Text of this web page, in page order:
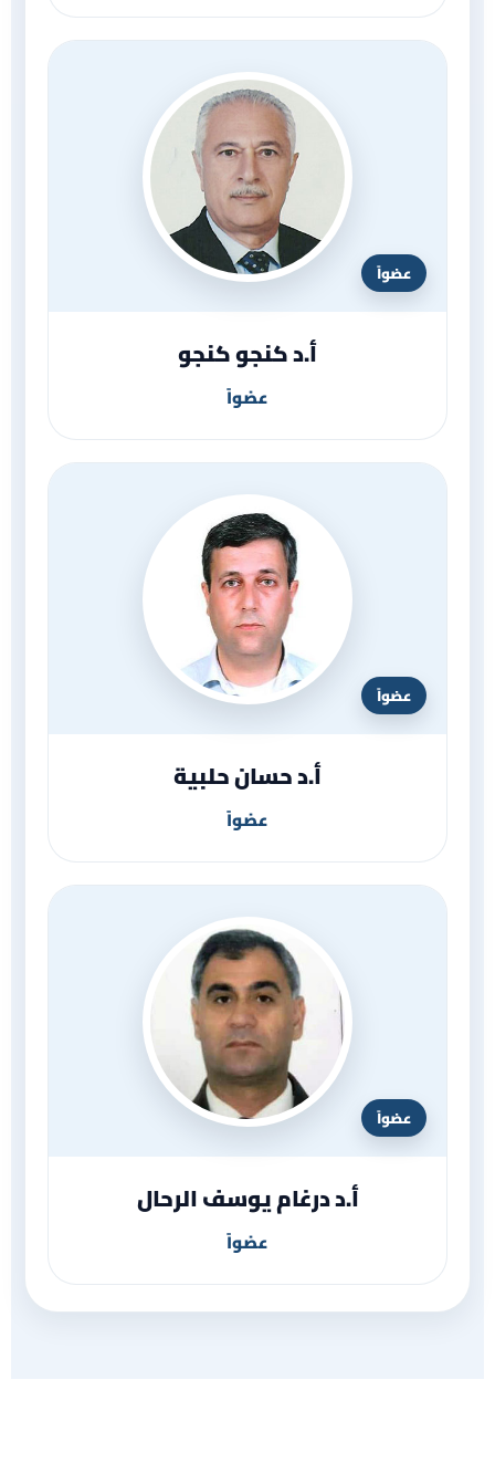
عضواً
أ.د كنجو كنجو
عضواً
عضواً
أ.د حسان حلبية
عضواً
عضواً
أ.د درغام يوسف الرحال
عضواً